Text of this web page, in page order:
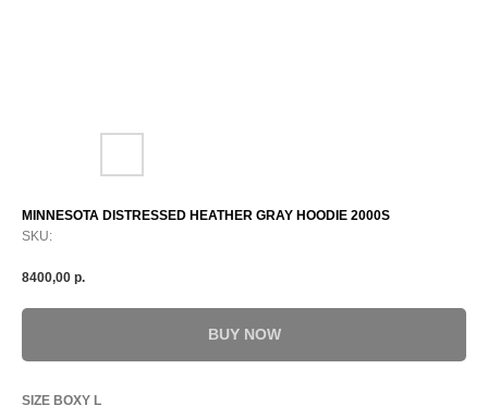
MINNESOTA DISTRESSED HEATHER GRAY HOODIE 2000S
SKU:
8400,00 р.
BUY NOW
SIZE BOXY L